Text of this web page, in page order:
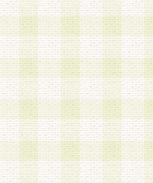
の同意を得るものとします。
らず、当社は、以下の目的に
、会員個人を識別できる情報
業者に対して当社の責任におい
。な お、当社は、当該委託
遵守させるとともに、本規約
該情報を使用させるものとし ま
謝礼、景品、調査サンプル品
メール等の問い合わせなどへ
、またはグループ形式による